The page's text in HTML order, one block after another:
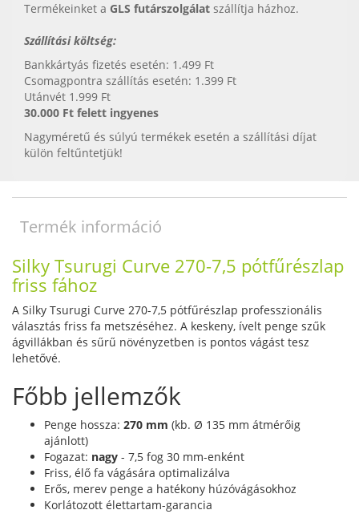
Termékeinket a GLS futárszolgálat szállítja házhoz.
Szállítási költség:
Bankkártyás fizetés esetén: 1.499 Ft
Csomagpontra szállítás esetén: 1.399 Ft
Utánvét 1.999 Ft
30.000 Ft felett ingyenes
Nagyméretű és súlyú termékek esetén a szállítási díjat
külön feltűntetjük!
Termék információ
Silky Tsurugi Curve 270-7,5 pótfűrészlap
friss fához
A Silky Tsurugi Curve 270-7,5 pótfűrészlap professzionális
választás friss fa metszéséhez. A keskeny, ívelt penge szűk
ágvillákban és sűrű növényzetben is pontos vágást tesz
lehetővé.
Főbb jellemzők
Penge hossza: 270 mm (kb. Ø 135 mm átmérőig
ajánlott)
Fogazat: nagy - 7,5 fog 30 mm-enként
Friss, élő fa vágására optimalizálva
Erős, merev penge a hatékony húzóvágásokhoz
Korlátozott élettartam-garancia